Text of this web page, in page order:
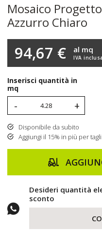
Mosaico
Azzurro Chiaro
94,67 € IVA inclusa
al mq
Inserisci quantità in
mq
- +
Disponibile da subito
Aggiungi il 15% in più per
Desideri quantità
sconto